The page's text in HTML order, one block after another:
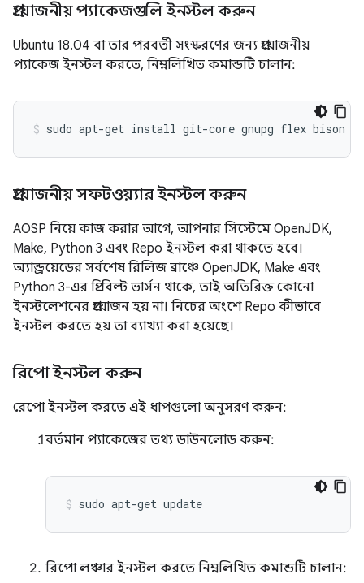
প্রয়োজনীয় প্যাকেজগুলি ইনস্টল করুন
Ubuntu 18.04 বা তার পরবর্তী সংস্করণের জন্য প্রয়োজনীয়
প্যাকেজ ইনস্টল করতে, নিম্নলিখিত কমান্ডটি চালান:
sudo apt-get install git-core gnupg flex bison
প্রয়োজনীয় সফটওয়্যার ইনস্টল করুন
AOSP নিয়ে কাজ করার আগে, আপনার সিস্টেমে OpenJDK,
Make, Python 3 এবং Repo ইনস্টল করা থাকতে হবে।
অ্যান্ড্রয়েডের সর্বশেষ রিলিজ ব্রাঞ্চে OpenJDK, Make এবং
Python 3-এর প্রি-বিল্ট ভার্সন থাকে, তাই অতিরিক্ত কোনো
ইনস্টলেশনের প্রয়োজন হয় না। নিচের অংশে Repo কীভাবে
ইনস্টল করতে হয় তা ব্যাখ্যা করা হয়েছে।
রিপো ইনস্টল করুন
রেপো ইনস্টল করতে এই ধাপগুলো অনুসরণ করুন:
বর্তমান প্যাকেজের তথ্য ডাউনলোড করুন:
sudo apt-get update
রিপো লঞ্চার ইনস্টল করতে নিম্নলিখিত কমান্ডটি চালান: